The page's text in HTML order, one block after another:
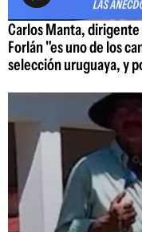
Carlos Manta, dirigente
Forlán "es uno de los
selección uruguaya, y